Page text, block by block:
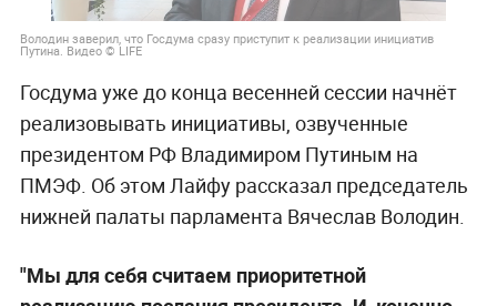
Володин заверил, что Госдума сразу приступит к реализации инициатив
Путина. Видео © LIFE
Госдума уже до конца весенней сессии начнёт
реализовывать инициативы, озвученные
президентом РФ Владимиром Путиным на
ПМЭФ. Об этом Лайфу рассказал председатель
нижней палаты парламента Вячеслав Володин.
"Мы для себя считаем приоритетной